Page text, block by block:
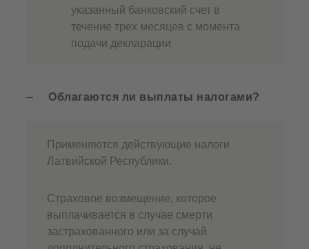
указанный банковский счет в
течение трех месяцев с момента
подачи декларации
Облагаются ли выплаты налогами?
Применяются действующие налоги
Латвийской Республики.
Страховое возмещение, которое
выплачивается в случае смерти
застрахованного или за случай